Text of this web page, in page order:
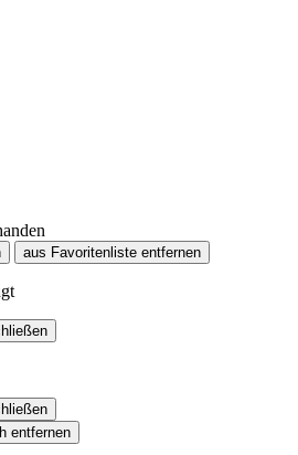
aus Favoritenliste entfernen
entfernen